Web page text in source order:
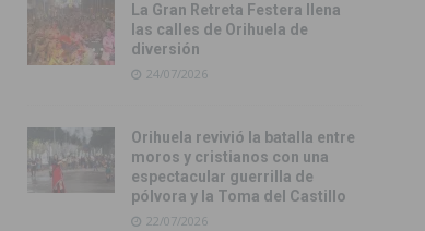
La Gran Retreta Festera llena
las calles de Orihuela de
diversión
24/07/2026
Orihuela revivió la batalla entre
moros y cristianos con una
espectacular guerrilla de
pólvora y la Toma del Castillo
22/07/2026